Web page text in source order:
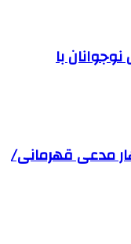
با
مدعی قهرمانی/